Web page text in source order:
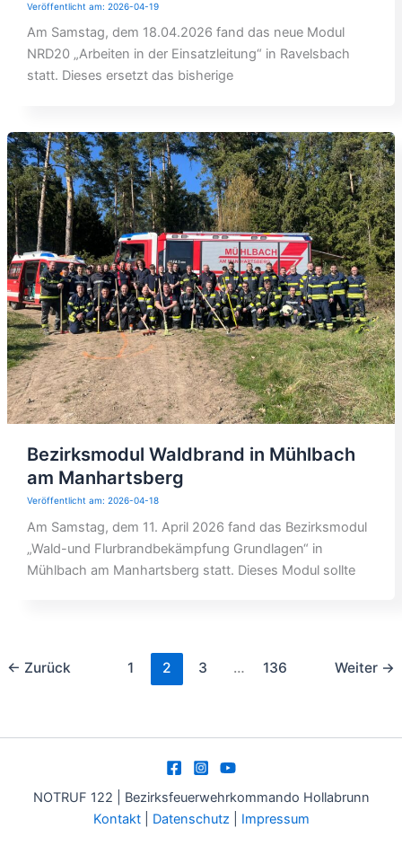
2026-04-19
Am Samstag, dem 18.04.2026 fand das neue Modul
NRD20 „Arbeiten in der Einsatzleitung“ in Ravelsbach
statt. Dieses ersetzt das bisherige
Bezirksmodul Waldbrand in Mühlbach
am Manhartsberg
2026-04-18
Am Samstag, dem 11. April 2026 fand das Bezirksmodul
„Wald-und Flurbrandbekämpfung Grundlagen“ in
Mühlbach am Manhartsberg statt. Dieses Modul sollte
← Zurück 1 2 3 … 136 Weiter →
NOTRUF 122 | Bezirksfeuerwehrkommando Hollabrunn
Kontakt| Datenschutz Impressum